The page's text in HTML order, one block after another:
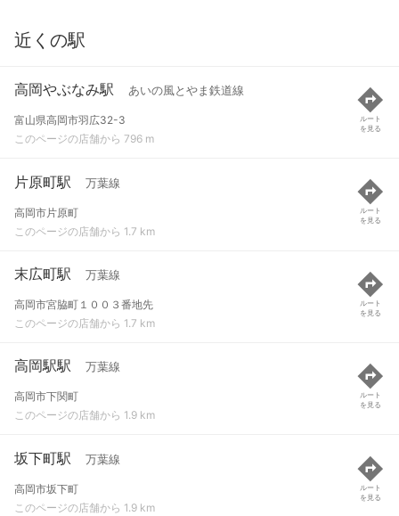
近くの駅
高岡やぶなみ駅 あいの風とやま鉄道線
富山県高岡市羽広32-3
このページの店舗から 796 m
ルート
を見る
片原町駅 万葉線
高岡市片原町
このページの店舗から 1.7 km
ルート
を見る
末広町駅 万葉線
高岡市宮脇町１００３番地先
このページの店舗から 1.7 km
ルート
を見る
高岡駅駅 万葉線
高岡市下関町
このページの店舗から 1.9 km
ルート
を見る
坂下町駅 万葉線
高岡市坂下町
このページの店舗から 1.9 km
ルート
を見る